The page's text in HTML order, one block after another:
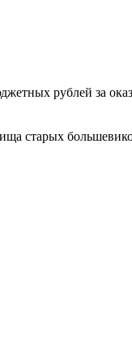
рублей за
старых